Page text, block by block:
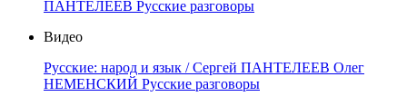
ПАНТЕЛЕЕВ Русские разговоры
Видео
Русские: народ и язык / Сергей ПАНТЕЛЕЕВ Олег
НЕМЕНСКИЙ Русские разговоры